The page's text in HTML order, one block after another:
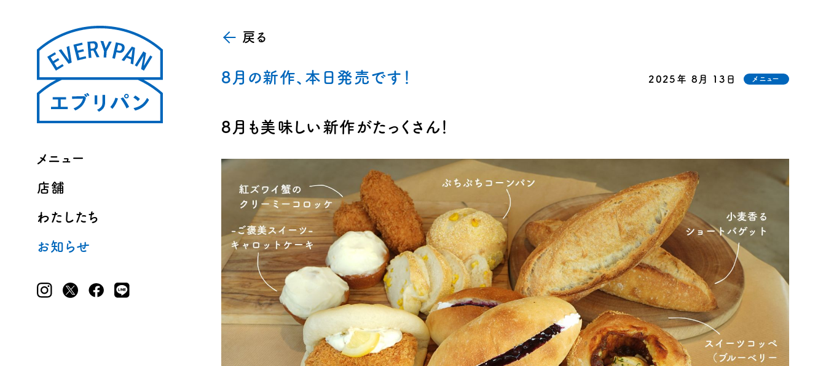
メニュー
店舗
わたしたち
お知らせ
戻る
8月の新作、本日発売です！ 2025年 8月 13日 メニュー
8月も美味しい新作がたっくさん！